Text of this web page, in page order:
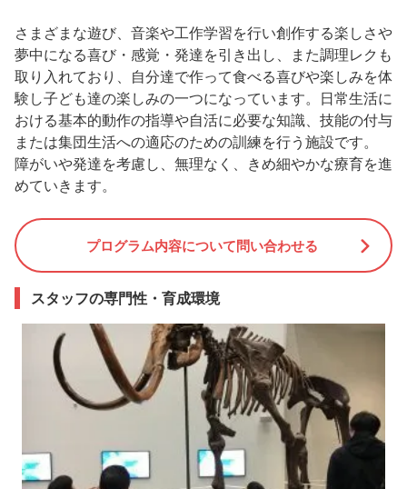
さまざまな遊び、音楽や工作学習を行い創作する楽しさや
夢中になる喜び・感覚・発達を引き出し、また調理レクも
取り入れており、自分達で作って食べる喜びや楽しみを体
験し子ども達の楽しみの一つになっています。日常生活に
おける基本的動作の指導や自活に必要な知識、技能の付与
または集団生活への適応のための訓練を行う施設です。
障がいや発達を考慮し、無理なく、きめ細やかな療育を進
めていきます。
プログラム内容について問い合わせる
スタッフの専門性・育成環境